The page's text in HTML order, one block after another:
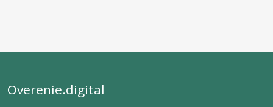
Overenie.digital